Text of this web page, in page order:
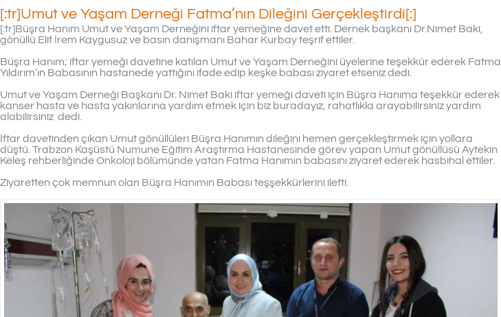
[:tr]Umut ve Yaşam Derneği Fatma’nın Dileğini Gerçekleştirdi[:]
[:tr]Büşra Hanım Umut ve Yaşam Derneğini iftar yemeğine davet etti. Dernek başkanı Dr.Nimet Baki,
gönüllü Elif İrem Kaygusuz ve basın danışmanı Bahar Kurbay teşrif ettiler.
Büşra Hanım; iftar yemeği davetine katılan Umut ve Yaşam Derneğini üyelerine teşekkür ederek Fatma
Yıldırım’ın Babasının hastanede yattığını ifade edip keşke babası ziyaret etseniz dedi.
Umut ve Yaşam Derneği Başkanı Dr. Nimet Baki iftar yemeği daveti için Büşra Hanıma teşekkür ederek
kanser hasta ve hasta yakınlarına yardım etmek için biz buradayız, rahatlıkla arayabilirsiniz yardım
alabilirsiniz dedi.
İftar davetinden çıkan Umut gönüllüleri Büşra Hanımın dileğini hemen gerçekleştirmek için yollara
düştü. Trabzon Kaşüstü Numune Eğitim Araştırma Hastanesinde görev yapan Umut gönüllüsü Aytekin
Keleş rehberliğinde Onkoloji bölümünde yatan Fatma Hanımın babasını ziyaret ederek hasbihal ettiler.
Ziyaretten çok memnun olan Büşra Hanımın Babası teşşekkürlerini iletti.